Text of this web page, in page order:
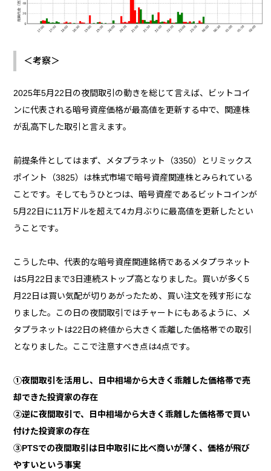
＜考察＞
2025年5月22日の夜間取引の動きを総じて言えば、ビットコイ
ンに代表される暗号資産価格が最高値を更新する中で、関連株
が乱高下した取引と言えます。
前提条件としてはまず、メタプラネット（3350）とリミックス
ポイント（3825）は株式市場で暗号資産関連株とみられている
ことです。そしてもうひとつは、暗号資産であるビットコインが
5月22日に11万ドルを超えて4カ月ぶりに最高値を更新したとい
うことです。
こうした中、代表的な暗号資産関連銘柄であるメタプラネット
は5月22日まで3日連続ストップ高となりました。買いが多く5
月22日は買い気配が切りあがったため、買い注文を残す形にな
りました。この日の夜間取引ではチャートにもあるように、メ
タプラネットは22日の終値から大きく乖離した価格帯での取引
となりました。ここで注意すべき点は4点です。
①夜間取引を活用し、日中相場から大きく乖離した価格帯で売
却できた投資家の存在
②逆に夜間取引で、日中相場から大きく乖離した価格帯で買い
付けた投資家の存在
③PTSでの夜間取引は日中取引に比べ商いが薄く、価格が飛び
やすいという事実